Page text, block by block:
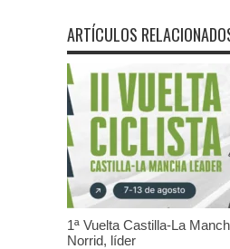
ARTÍCULOS
1ª Vuelta Castilla-La
Norrid, líder